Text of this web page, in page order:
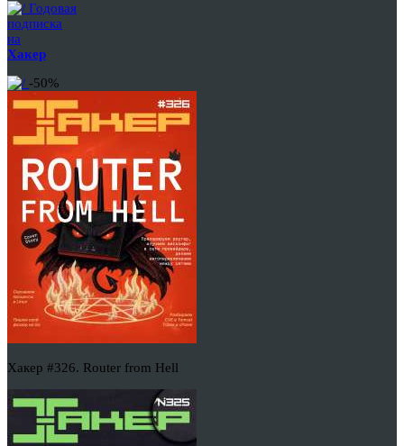
Годовая
подписка
на
Хакер
-50%
Хакер #326. Router from Hell